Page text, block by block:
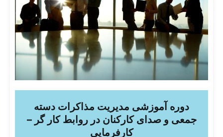
دوره آموزشی مدیریت مذاکرات دسته
جمعی و صدای کارکنان در روابط کار گر –
کارفرمایی